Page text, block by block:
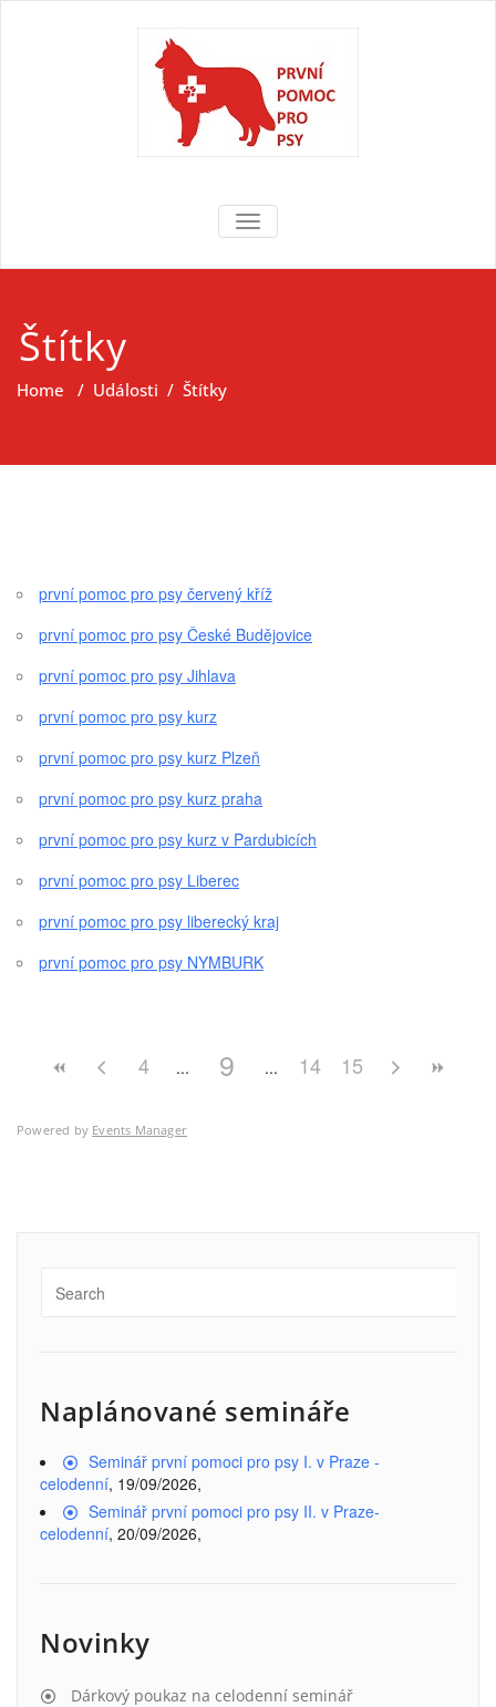
První pomoc
pro psy
První pomoc pro psy
TOGGLE NAVIGATION
Štítky
Home / Události / Štítky
první pomoc pro psy červený kříž
první pomoc pro psy České Budějovice
první pomoc pro psy Jihlava
první pomoc pro psy kurz
první pomoc pro psy kurz Plzeň
první pomoc pro psy kurz praha
první pomoc pro psy kurz v Pardubicích
první pomoc pro psy Liberec
první pomoc pro psy liberecký kraj
první pomoc pro psy NYMBURK
4 9 14 15
Powered by Events Manager
Naplánované semináře
Seminář první pomoci pro psy I. v Praze -
celodenní, 19/09/2026,
Seminář první pomoci pro psy II. v Praze-
celodenní, 20/09/2026,
Novinky
Dárkový poukaz na celodenní seminář